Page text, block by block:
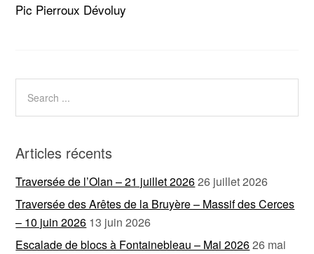
Pic Pierroux Dévoluy
Articles récents
Traversée de l’Olan – 21 juillet 202626 juillet 2026
Traversée des Arêtes de la Bruyère – Massif des Cerces
– 10 juin 2026 13 juin 2026
Escalade de blocs à Fontainebleau – Mai 202626 mai